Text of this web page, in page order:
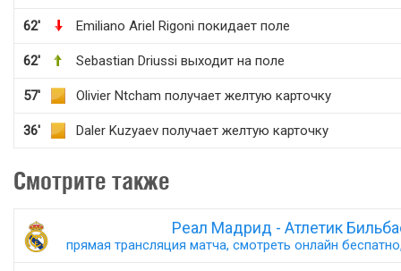
62' Emiliano Ariel Rigoni покидает поле
62' Sebastian Driussi выходит на поле
57' Olivier Ntcham получает желтую карточку
36' Daler Kuzyaev получает желтую карточку
Смотрите также
Реал Мадрид - Атлетик
прямая трансляция матча, смотреть онлайн